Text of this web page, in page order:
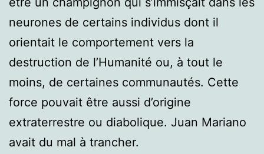
neurones de certains individus dont il
orientait le comportement vers la
destruction de l’Humanité ou, à tout le
moins, de certaines communautés. Cette
force pouvait être aussi d’origine
extraterrestre ou diabolique. Juan Mariano
avait du mal à trancher.